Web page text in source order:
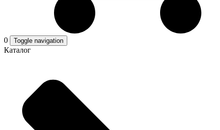
0 Toggle navigation
Каталог